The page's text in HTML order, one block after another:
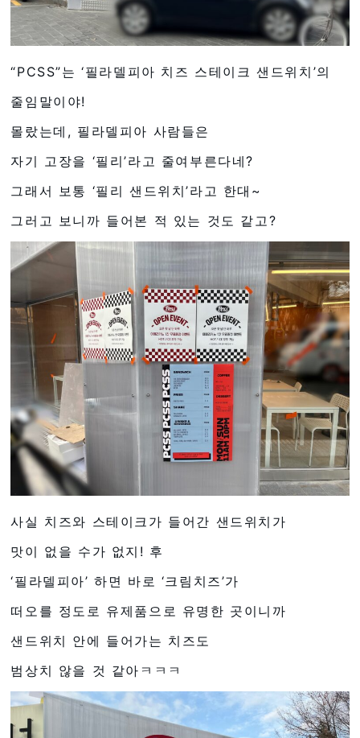
“PCSS”는 ‘필라델피아 치즈 스테이크 샌드위치’의
줄임말이야!
몰랐는데, 필라델피아 사람들은
자기 고장을 ‘필리’라고 줄여부른다네?
그래서 보통 ‘필리 샌드위치’라고 한대~
그러고 보니까 들어본 적 있는 것도 같고?
사실 치즈와 스테이크가 들어간 샌드위치가
맛이 없을 수가 없지! 후
‘필라델피아’ 하면 바로 ‘크림치즈’가
떠오를 정도로 유제품으로 유명한 곳이니까
샌드위치 안에 들어가는 치즈도
범상치 않을 것 같아ㅋㅋㅋ